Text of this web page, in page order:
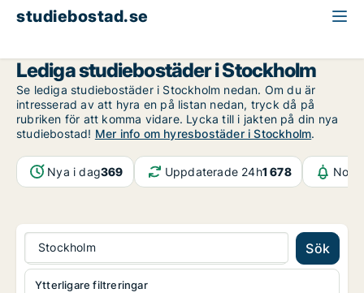
studiebostad.se
Lediga studiebostäder i Stockholm
Se lediga studiebostäder i Stockholm nedan. Om du är
intresserad av att hyra en på listan nedan, tryck då på
rubriken för att komma vidare. Lycka till i jakten på din nya
studiebostad! Mer info om hyresbostäder i Stockholm.
Nya i dag369 Uppdaterade 24h1 678
Stockholm Sök
Ytterligare filtreringar